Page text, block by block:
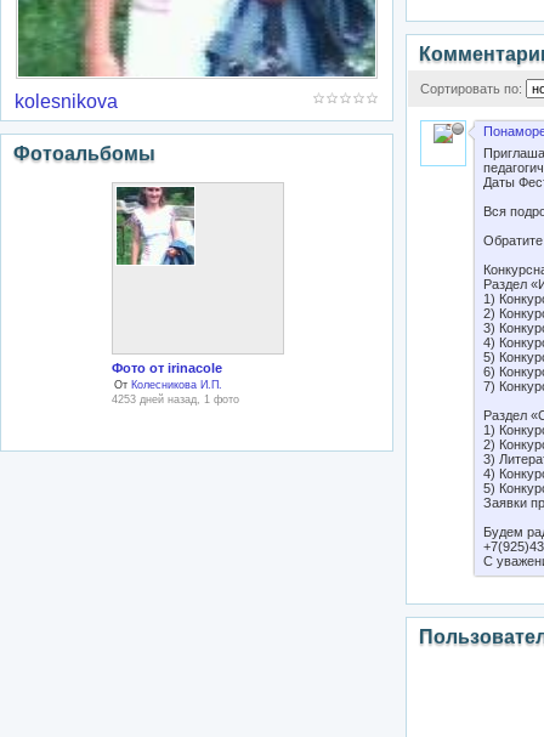
kolesnikova
Фотоальбомы
Фото от irinacole
От Колесникова И.П.
4253 дней назад, 1 фото
Сортировать по:
Даты
Вся
Раздел
1)
2)
3)
4)
5)
6)
7)
Раздел
1)
2)
3)
4)
5)
Заявки
Будем
С